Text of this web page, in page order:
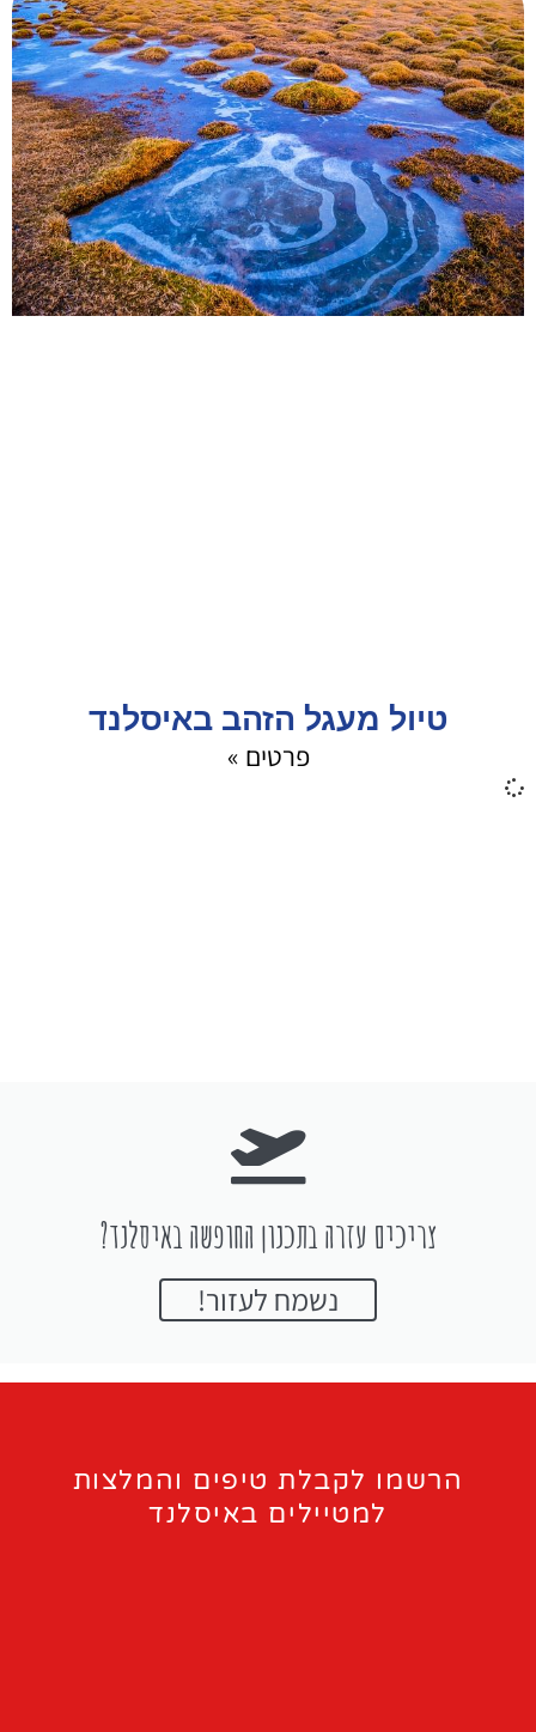
טיול מעגל הזהב באיסלנד
פרטים »
צריכים עזרה בתכנון החופשה באיסלנד?
נשמח לעזור!
הרשמו לקבלת טיפים והמלצות
למטיילים באיסלנד